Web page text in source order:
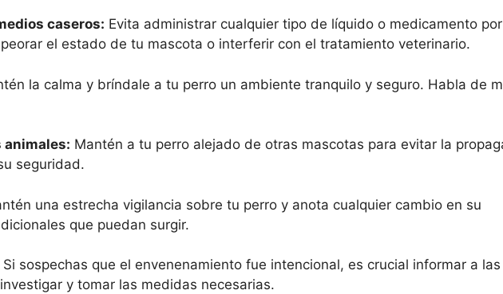
caseros: Evita administrar cualquier tipo de líquido o medicamento
el estado de tu mascota o interferir con el tratamiento veterinario.
la calma y bríndale a tu perro un ambiente tranquilo y seguro. Habla de
animales: Mantén a tu perro alejado de otras mascotas para evitar la
seguridad.
una estrecha vigilancia sobre tu perro y anota cualquier cambio en su
que puedan surgir.
Si sospechas que el envenenamiento fue intencional, es crucial informar a
y tomar las medidas necesarias.